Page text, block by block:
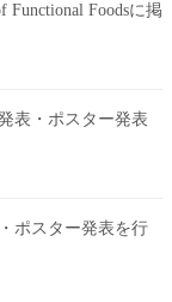
Foodsに掲
表・ポスター発表
ポスター発表を行